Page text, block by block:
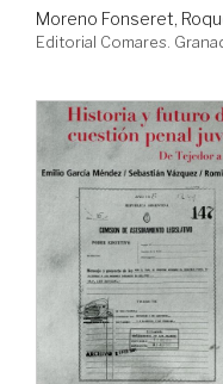
Moreno Fonseret,
Editorial Comares.